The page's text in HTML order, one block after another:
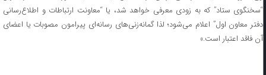
“سخنگوی ستاد” که به زودی معرفی خواهد شد، یا “معاونت ارتباطات و اطلاع‌رسانی
دفتر معاون اول” اعلام می‌شود؛ لذا گمانه‌زنی‌های رسانه‌ای پیرامون مصوبات یا اعضای
آن فاقد اعتبار است.»